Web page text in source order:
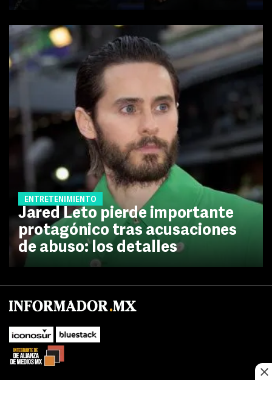
ENTRETENIMIENTO
Jared Leto pierde importante
protagónico tras acusaciones
de abuso: los detalles